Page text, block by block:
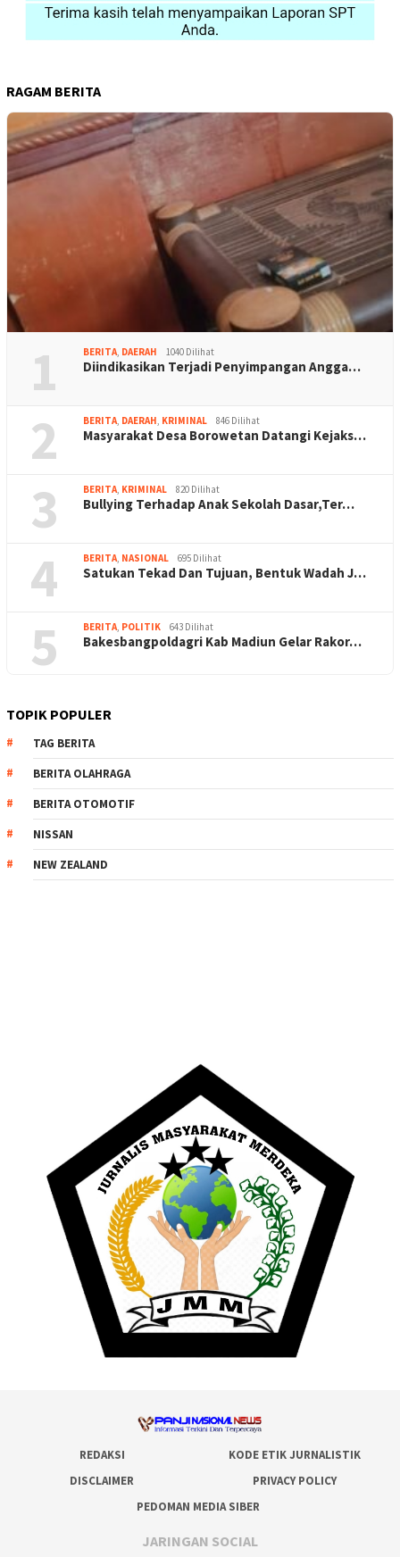
RAGAM BERITA
1 BERITA, DAERAH 1040 Dilihat
Diindikasikan Terjadi Penyimpangan Angga…
2 BERITA, DAERAH, KRIMINAL 846 Dilihat
Masyarakat Desa Borowetan Datangi Kejaks…
3 BERITA, KRIMINAL 820 Dilihat
Bullying Terhadap Anak Sekolah Dasar,Ter…
4 BERITA, NASIONAL 695 Dilihat
Satukan Tekad Dan Tujuan, Bentuk Wadah J…
5 BERITA, POLITIK 643 Dilihat
Bakesbangpoldagri Kab Madiun Gelar Rakor…
TOPIK POPULER
TAG BERITA
BERITA OLAHRAGA
BERITA OTOMOTIF
NISSAN
NEW ZEALAND
REDAKSI
KODE ETIK JURNALISTIK
DISCLAIMER
PRIVACY POLICY
PEDOMAN MEDIA SIBER
JARINGAN SOCIAL